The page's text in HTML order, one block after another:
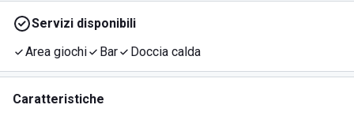
Servizi disponibili
Area giochi
Bar Doccia calda
Caratteristiche